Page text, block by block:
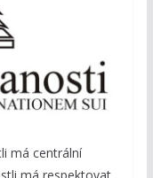
má centrální